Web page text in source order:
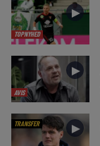
TOPNYHED
►
AVIS
►
TRANSFER ►